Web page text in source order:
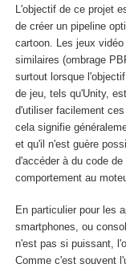
L'objectif de ce projet
de créer un pipeline
cartoon. Les jeux
similaires (ombrage
surtout lorsque
de jeu, tels qu'Unity,
d'utiliser facilement
cela signifie
et qu'il n'est guère
d'accéder à du code
comportement au
En particulier pour les
smartphones, ou
n'est pas si puissant,
Comme c'est souvent